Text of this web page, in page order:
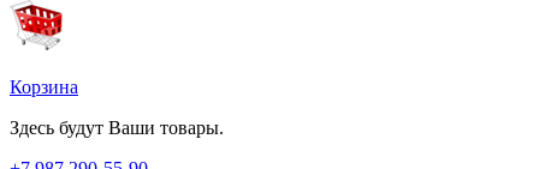
Корзина
Здесь будут Ваши товары.